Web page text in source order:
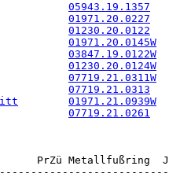
05943.19.1357
01971.20.0227
01230.20.0122
01971.20.0145W
03847.19.0122W
01230.20.0124W
07719.21.0311W
07719.21.0313
01971.21.0939W
07719.21.0261
PrZü Metallfußring